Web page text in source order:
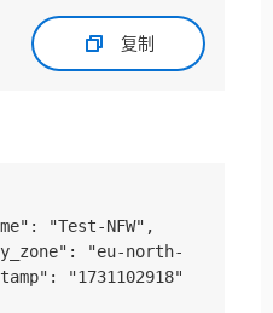
复制
"Test-NFW",
"eu-north-1a",
"1731102918",